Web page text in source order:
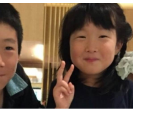
わ‼」「…誰この人？」→発狂す